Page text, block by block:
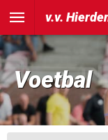
v.v.
Voetbal